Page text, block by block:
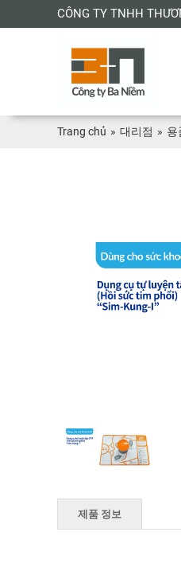
CÔNG TY TNHH
Trang chủ » 대리점 » 용
제품 정보